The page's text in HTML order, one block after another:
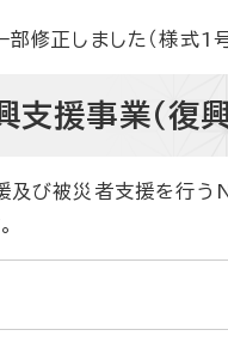
正しました（様式1号
援事業（復興
及び被災者支援を行